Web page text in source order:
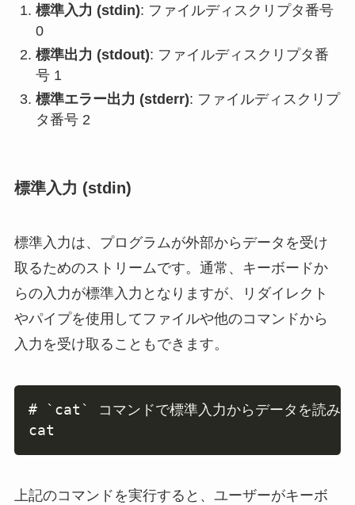
標準入力 (stdin): ファイルディスクリプタ番号
0
標準出力 (stdout): ファイルディスクリプタ番
号 1
標準エラー出力 (stderr): ファイルディスクリプ
タ番号 2
標準入力 (stdin)
標準入力は、プログラムが外部からデータを受け
取るためのストリームです。通常、キーボードか
らの入力が標準入力となりますが、リダイレクト
やパイプを使用してファイルや他のコマンドから
入力を受け取ることもできます。
# `cat` コマンドで標準入力からデータを読み
cat
Copy
上記のコマンドを実行すると、ユーザーがキーボ